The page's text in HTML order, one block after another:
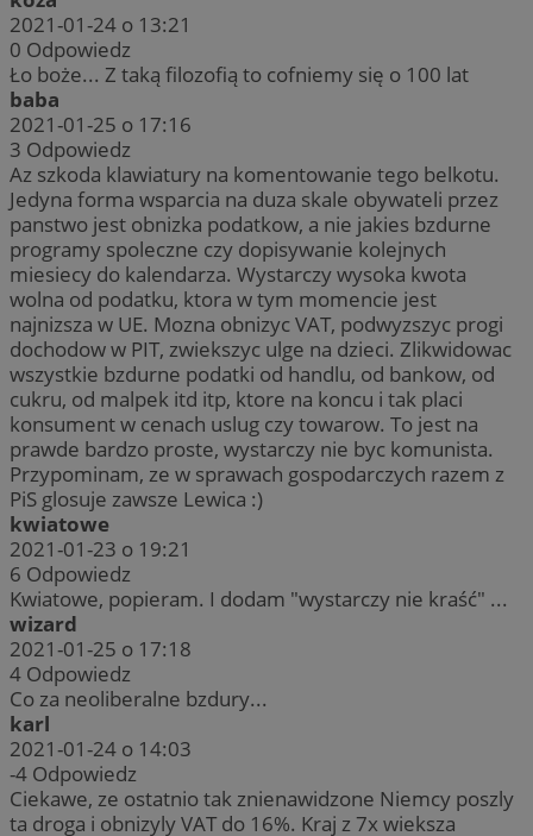
2021-01-24 o 13:21
0 Odpowiedz
Ło boże... Z taką filozofią to cofniemy się o 100 lat
baba
2021-01-25 o 17:16
3 Odpowiedz
Az szkoda klawiatury na komentowanie tego belkotu.
Jedyna forma wsparcia na duza skale obywateli przez
panstwo jest obnizka podatkow, a nie jakies bzdurne
programy spoleczne czy dopisywanie kolejnych
miesiecy do kalendarza. Wystarczy wysoka kwota
wolna od podatku, ktora w tym momencie jest
najnizsza w UE. Mozna obnizyc VAT, podwyzszyc progi
dochodow w PIT, zwiekszyc ulge na dzieci. Zlikwidowac
wszystkie bzdurne podatki od handlu, od bankow, od
cukru, od malpek itd itp, ktore na koncu i tak placi
konsument w cenach uslug czy towarow. To jest na
prawde bardzo proste, wystarczy nie byc komunista.
Przypominam, ze w sprawach gospodarczych razem z
PiS glosuje zawsze Lewica :)
kwiatowe
2021-01-23 o 19:21
6 Odpowiedz
Kwiatowe, popieram. I dodam "wystarczy nie kraść" ...
wizard
2021-01-25 o 17:18
4 Odpowiedz
Co za neoliberalne bzdury...
karl
2021-01-24 o 14:03
-4 Odpowiedz
Ciekawe, ze ostatnio tak znienawidzone Niemcy poszly
ta droga i obnizyly VAT do 16%. Kraj z 7x wieksza